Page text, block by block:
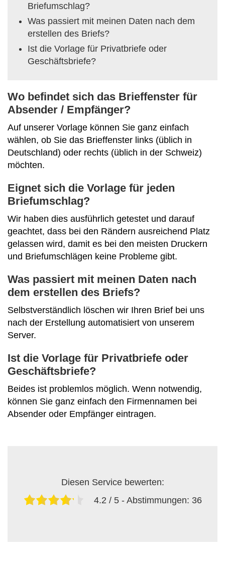
Briefumschlag?
Was passiert mit meinen Daten nach dem
erstellen des Briefs?
Ist die Vorlage für Privatbriefe oder
Geschäftsbriefe?
Wo befindet sich das Brieffenster für
Absender / Empfänger?
Auf unserer Vorlage können Sie ganz einfach
wählen, ob Sie das Brieffenster links (üblich in
Deutschland) oder rechts (üblich in der Schweiz)
möchten.
Eignet sich die Vorlage für jeden
Briefumschlag?
Wir haben dies ausführlich getestet und darauf
geachtet, dass bei den Rändern ausreichend Platz
gelassen wird, damit es bei den meisten Druckern
und Briefumschlägen keine Probleme gibt.
Was passiert mit meinen Daten nach
dem erstellen des Briefs?
Selbstverständlich löschen wir Ihren Brief bei uns
nach der Erstellung automatisiert von unserem
Server.
Ist die Vorlage für Privatbriefe oder
Geschäftsbriefe?
Beides ist problemlos möglich. Wenn notwendig,
können Sie ganz einfach den Firmennamen bei
Absender oder Empfänger eintragen.
Diesen Service bewerten:
4.2 / 5 - Abstimmungen: 36